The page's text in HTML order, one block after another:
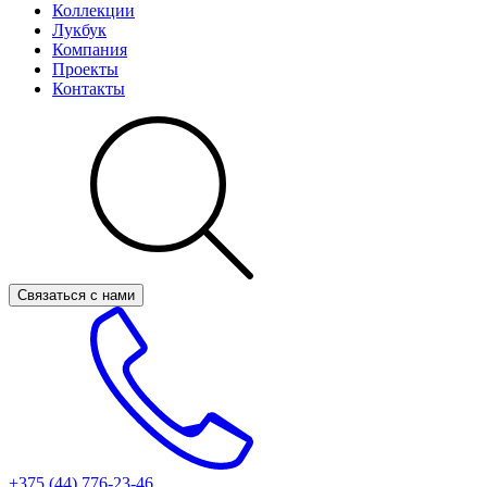
Коллекции
Лукбук
Компания
Проекты
Контакты
Связаться с нами
+375 (44) 776-23-46